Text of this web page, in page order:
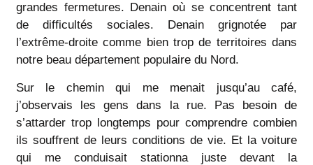
grandes fermetures. Denain où se concentrent tant
de difficultés sociales. Denain grignotée par
l’extrême-droite comme bien trop de territoires dans
notre beau département populaire du Nord.
Sur le chemin qui me menait jusqu’au café,
j’observais les gens dans la rue. Pas besoin de
s’attarder trop longtemps pour comprendre combien
ils souffrent de leurs conditions de vie. Et la voiture
qui me conduisait stationna juste devant la